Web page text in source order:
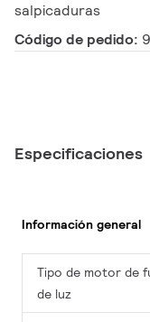
salpicaduras
Código de pedido:
Especificaciones
Información general
Tipo de motor de
de luz